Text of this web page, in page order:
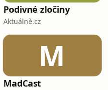
Podivné zločiny
Aktuálně.cz
M
MadCast